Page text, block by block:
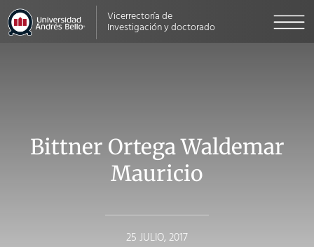
Vicerrectoría de
Investigación y doctorado
Bittner Ortega Waldemar
Mauricio
25 JULIO, 2017